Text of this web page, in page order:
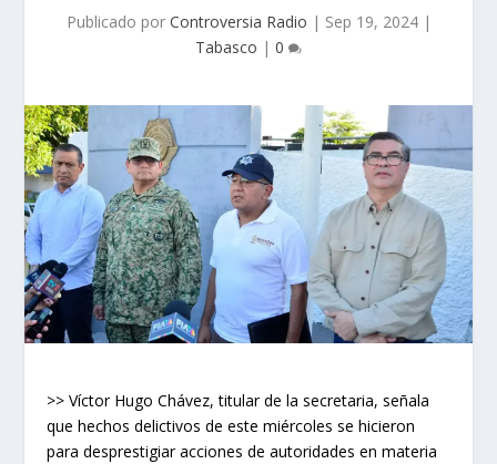
Publicado por Controversia Radio | Sep 19, 2024|
Tabasco | 0
>> Víctor Hugo Chávez, titular de la secretaria, señala
que hechos delictivos de este miércoles se hicieron
para desprestigiar acciones de autoridades en materia